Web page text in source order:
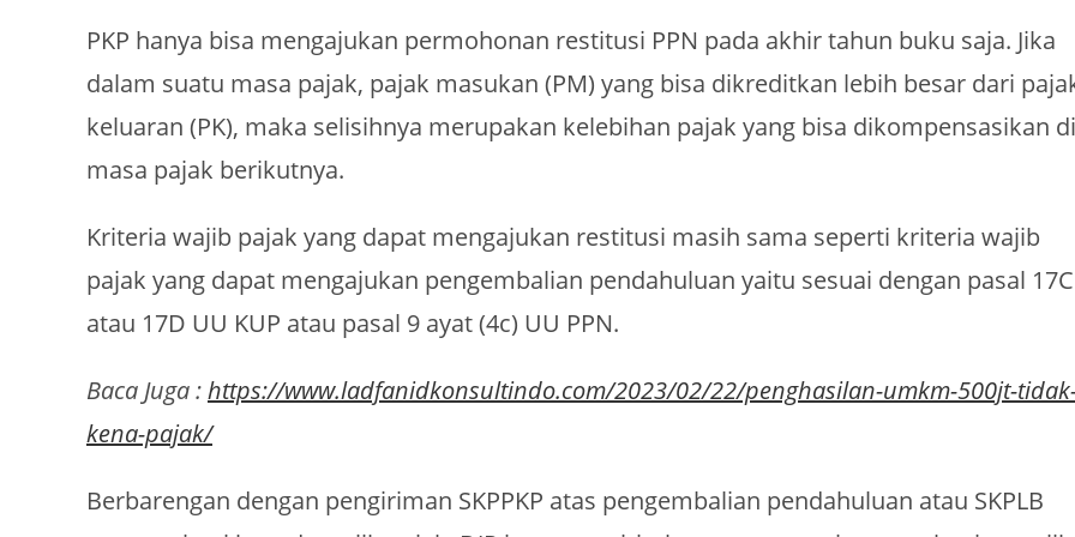
PKP hanya bisa mengajukan permohonan restitusi PPN pada akhir tahun buku saja. Jika
dalam suatu masa pajak, pajak masukan (PM) yang bisa dikreditkan lebih besar dari
keluaran (PK), maka selisihnya merupakan kelebihan pajak yang bisa dikompensasikan di
masa pajak berikutnya.
Kriteria wajib pajak yang dapat mengajukan restitusi masih sama seperti kriteria wajib
pajak yang dapat mengajukan pengembalian pendahuluan yaitu sesuai dengan pasal 17C
atau 17D UU KUP atau pasal 9 ayat (4c) UU PPN.
Baca Juga :https://www.ladfanidkonsultindo.com/2023/02/22/penghasilan-umkm-500jt-
kena-pajak/
Berbarengan dengan pengiriman SKPPKP atas pengembalian pendahuluan atau SKPLB